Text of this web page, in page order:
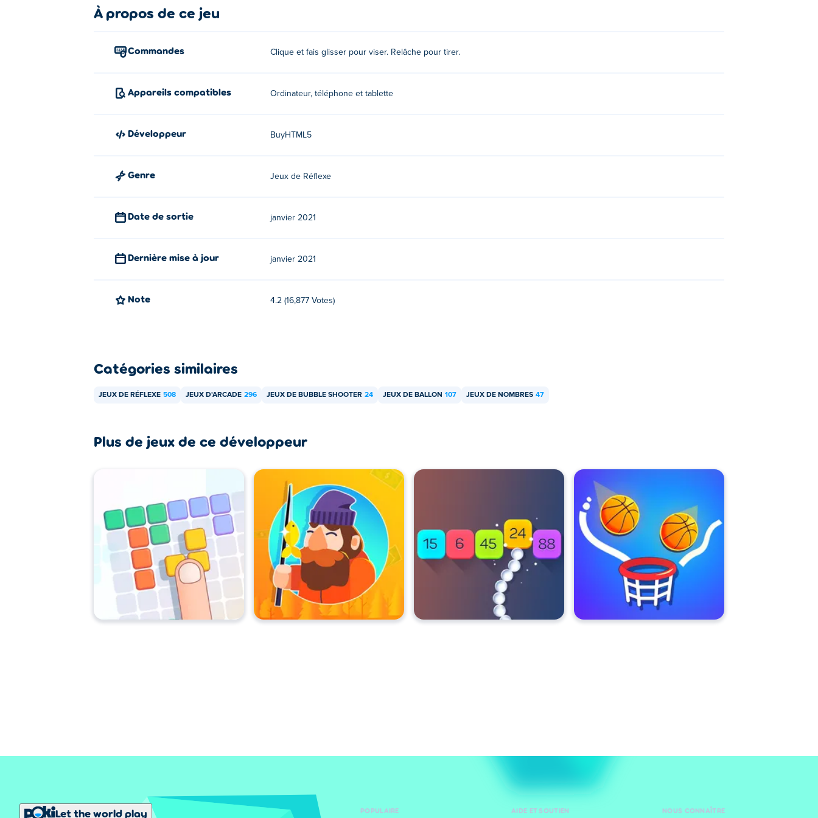
Comment jouer:
À propos du créateur:
dodge.
À propos de ce jeu
Commandes Clique et fais glisser pour viser. Relâche pour tirer.
Appareils compatibles Ordinateur, téléphone et tablette
Développeur BuyHTML5
Genre Jeux de Réflexe
Date de sortie janvier 2021
Dernière mise à jour janvier 2021
Note 4.2 (16,877 Votes)
Catégories similaires
JEUX DE RÉFLEXE 508 JEUX D'ARCADE 296 JEUX DE BUBBLE SHOOTER 24 JEUX DE BALLON 107 JEUX DE NOMBRES 47
Plus de jeux de ce développeur
Let the world play POPULAIRE AIDE ET SOUTIEN NOUS CONNAÎTRE